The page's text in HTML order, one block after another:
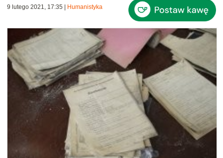
9 lutego 2021, 17:35 Humanistyka